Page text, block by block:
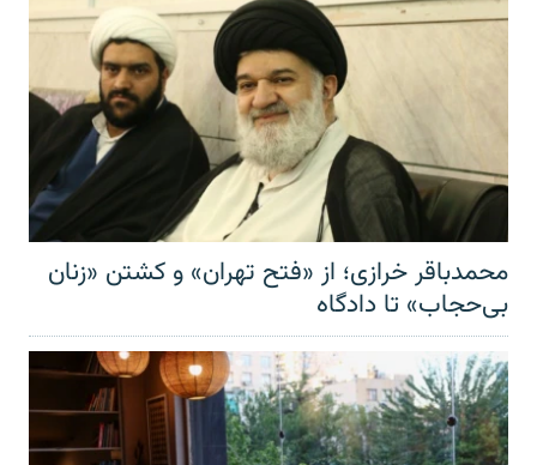
محمدباقر خرازی؛ از «فتح تهران» و کشتن «زنان
بی‌حجاب» تا دادگاه